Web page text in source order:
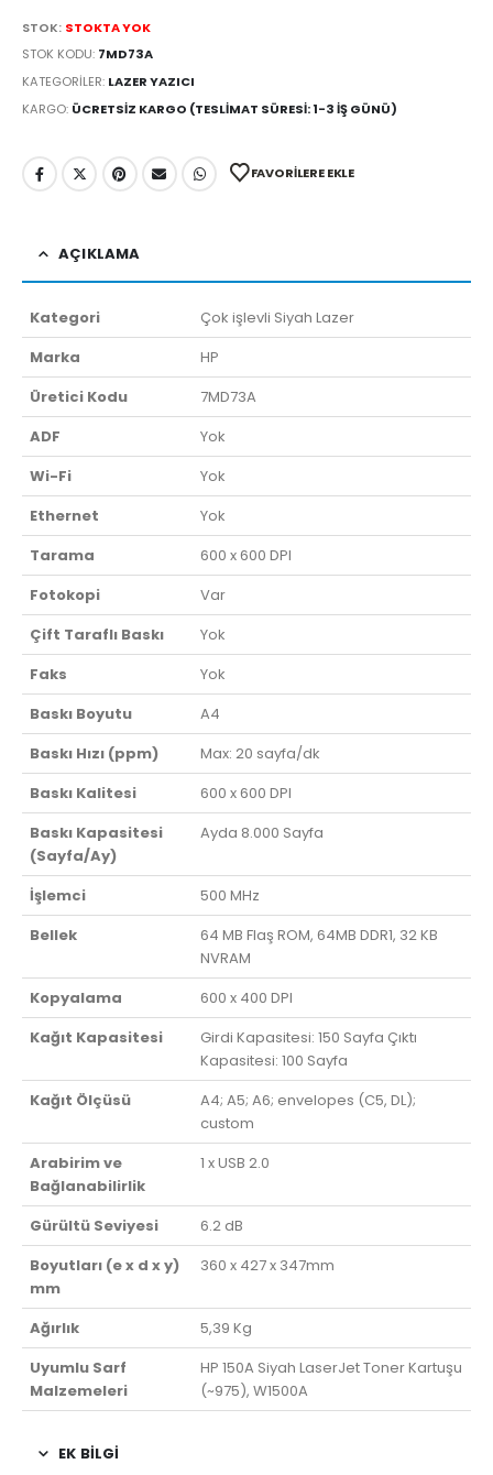
STOK: STOKTA YOK
STOK KODU: 7MD73A
KATEGORILER: LAZER YAZICI
KARGO: ÜCRETSIZ KARGO (TESLIMAT SÜRESI: 1-3 İŞ GÜNÜ)
FAVORILERE EKLE
AÇIKLAMA
Kategori
Çok işlevli Siyah Lazer
Marka
HP
Üretici Kodu
7MD73A
ADF
Yok
Wi-Fi
Yok
Ethernet
Yok
Tarama
600 x 600 DPI
Fotokopi
Var
Çift Taraflı Baskı
Yok
Faks
Yok
Baskı Boyutu
A4
Baskı Hızı (ppm)
Max: 20 sayfa/dk
Baskı Kalitesi
600 x 600 DPI
Baskı Kapasitesi
(Sayfa/Ay)
Ayda 8.000 Sayfa
İşlemci
500 MHz
Bellek
64 MB Flaş ROM, 64MB DDR1, 32 KB
NVRAM
Kopyalama
600 x 400 DPI
Kağıt Kapasitesi
Girdi Kapasitesi: 150 Sayfa Çıktı
Kapasitesi: 100 Sayfa
Kağıt Ölçüsü
A4; A5; A6; envelopes (C5, DL);
custom
Arabirim ve
Bağlanabilirlik
1 x USB 2.0
Gürültü Seviyesi
6.2 dB
Boyutları (e x d x y)
mm
360 x 427 x 347mm
Ağırlık
5,39 Kg
Uyumlu Sarf
Malzemeleri
HP 150A Siyah LaserJet Toner Kartuşu
(~975), W1500A
EK BILGI